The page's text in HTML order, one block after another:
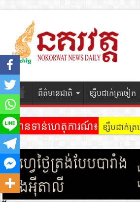
ព័ត៌មានជាតិ ខ្សឹបដាក់ត្រចៀក
ព័ត៌មានទាន់ហេតុការណ៍៖ ខ្សឹបដាក់ត្